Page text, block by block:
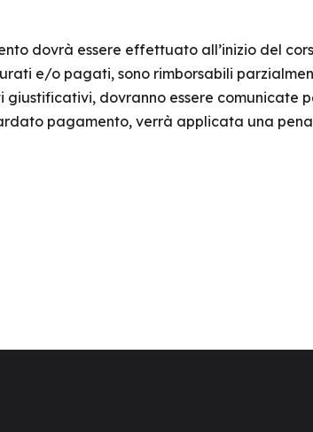
dovrà essere effettuato all’inizio del
e/o pagati, sono rimborsabili
giustificativi, dovranno essere
pagamento, verrà applicata una